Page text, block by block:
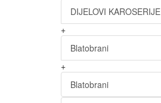
DIJELOVI KAROSERIJE
+
Blatobrani
+
Blatobrani